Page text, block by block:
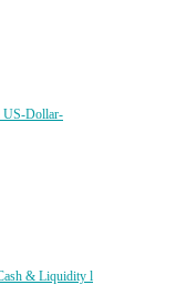
US-Dollar-
& Liquidity l